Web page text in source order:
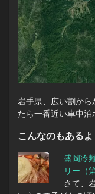
岩手県、広い割から
たら一番近い車中泊
こんなのもあるよ
盛岡冷
リー（
さて、